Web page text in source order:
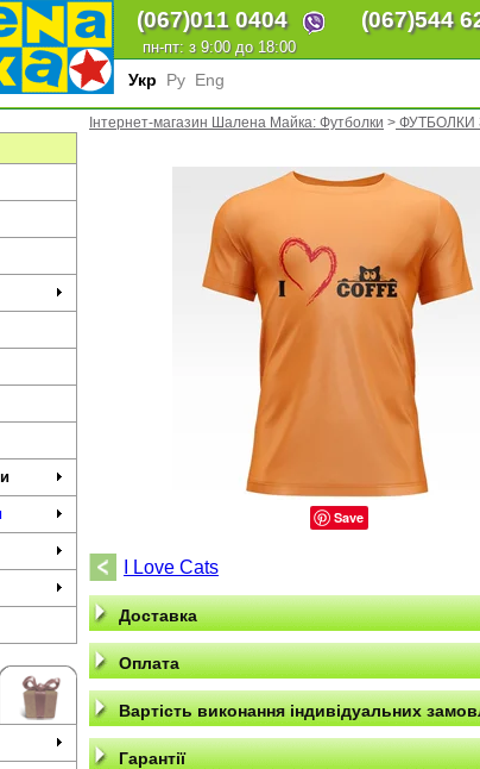
(067)011 0404 (067)544
пн-пт: з 9:00 до 18:00
Укр Ру Eng
Інтернет-магазин Шалена Майка: Футболки > ФУТБОЛКИ
Save
I Love Cats
Доставка
Оплата
Вартість виконання індивідуальних
Гарантії